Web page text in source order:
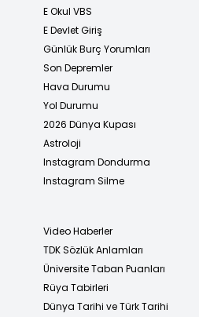
E Okul VBS
E Devlet Giriş
Günlük Burç Yorumları
Son Depremler
Hava Durumu
Yol Durumu
2026 Dünya Kupası
Astroloji
Instagram Dondurma
Instagram Silme
Video Haberler
TDK Sözlük Anlamları
Üniversite Taban Puanları
Rüya Tabirleri
Dünya Tarihi ve Türk Tarihi